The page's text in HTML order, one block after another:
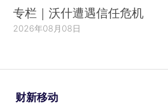
专栏｜沃什遭遇信任危机
2026年08月08日
财新移动